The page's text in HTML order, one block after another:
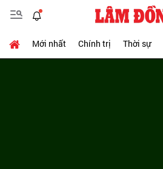
Mới nhất Chính trị Thời sự